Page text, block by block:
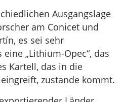
Ausgangslage
am Conicet und
es sei sehr
„Lithium-Opec“, das
Kartell, das in die
zustande kommt.